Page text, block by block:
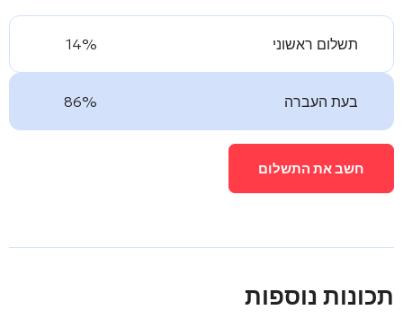
תשלום ראשוני 14%
בעת העברה 86%
חשב את התשלום
תכונות נוספות